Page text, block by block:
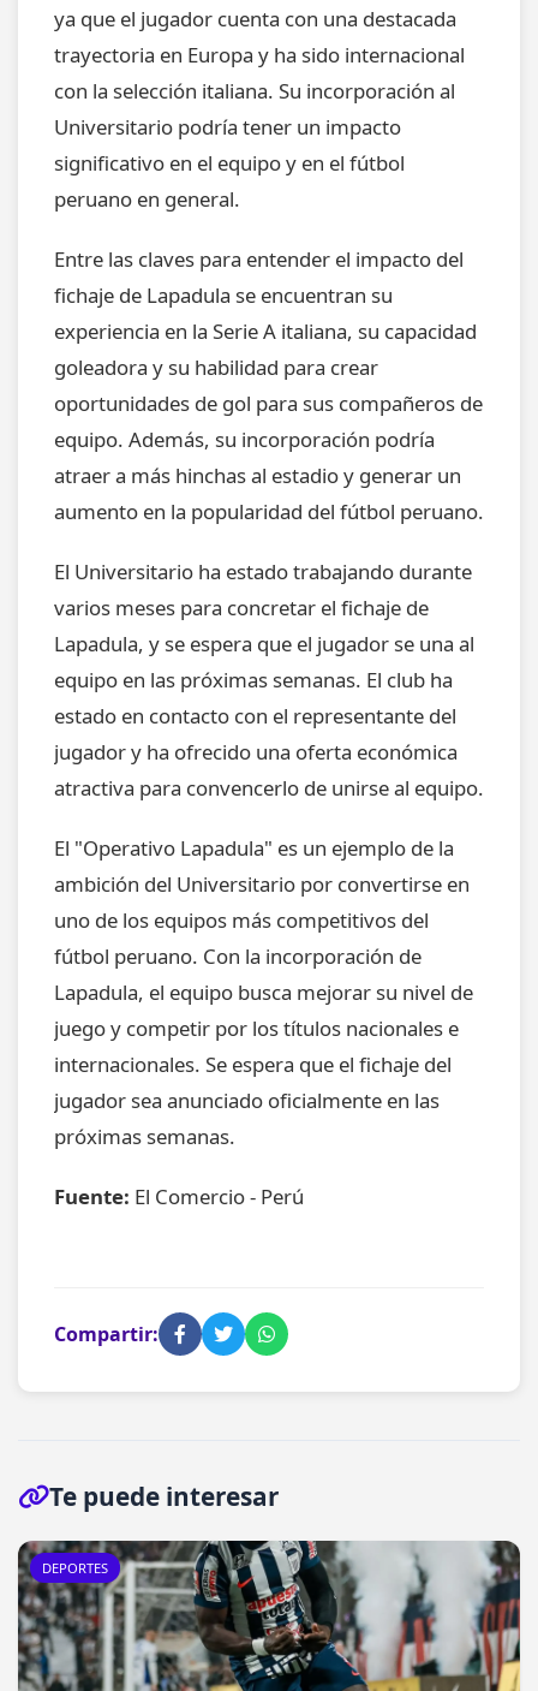
ya que el jugador cuenta con una destacada
trayectoria en Europa y ha sido internacional
con la selección italiana. Su incorporación al
Universitario podría tener un impacto
significativo en el equipo y en el fútbol
peruano en general.
Entre las claves para entender el impacto del
fichaje de Lapadula se encuentran su
experiencia en la Serie A italiana, su capacidad
goleadora y su habilidad para crear
oportunidades de gol para sus compañeros de
equipo. Además, su incorporación podría
atraer a más hinchas al estadio y generar un
aumento en la popularidad del fútbol peruano.
El Universitario ha estado trabajando durante
varios meses para concretar el fichaje de
Lapadula, y se espera que el jugador se una al
equipo en las próximas semanas. El club ha
estado en contacto con el representante del
jugador y ha ofrecido una oferta económica
atractiva para convencerlo de unirse al equipo.
El "Operativo Lapadula" es un ejemplo de la
ambición del Universitario por convertirse en
uno de los equipos más competitivos del
fútbol peruano. Con la incorporación de
Lapadula, el equipo busca mejorar su nivel de
juego y competir por los títulos nacionales e
internacionales. Se espera que el fichaje del
jugador sea anunciado oficialmente en las
próximas semanas.
Fuente: El Comercio - Perú
Compartir:
Te puede interesar
DEPORTES